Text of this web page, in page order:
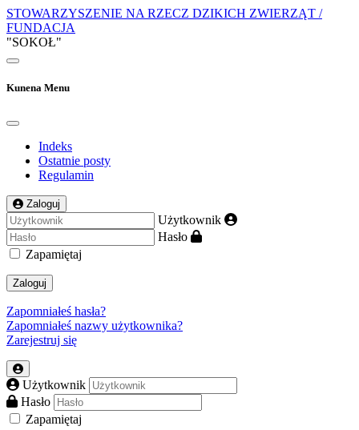
STOWARZYSZENIE NA RZECZ DZIKICH ZWIERZĄT /
FUNDACJA
"SOKOŁ"
Kunena Menu
Indeks
Ostatnie posty
Regulamin
Zaloguj
Użytkownik
Hasło
Zapamiętaj
Zaloguj
Zapomniałeś hasła?
Zapomniałeś nazwy użytkownika?
Zarejestruj się
Użytkownik
Hasło
Zapamiętaj